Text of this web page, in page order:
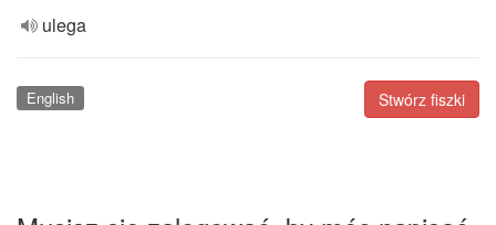
ulega
Stwórz fiszki
English